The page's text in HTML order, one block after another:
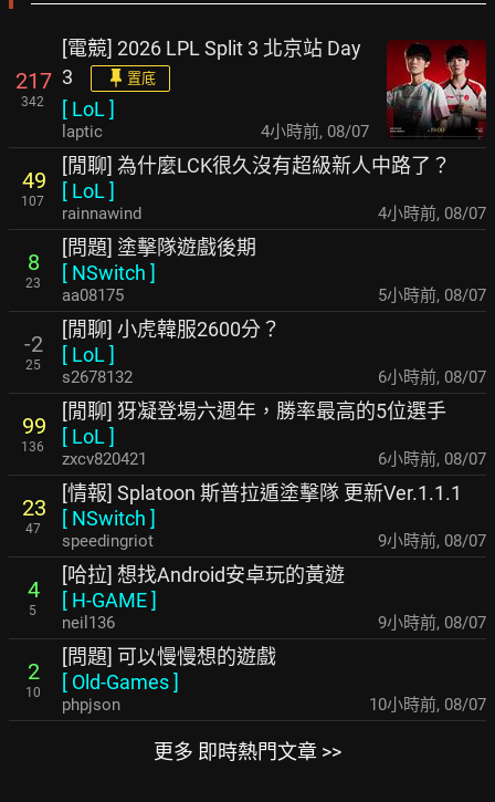
217
342
[電競] 2026 LPL Split 3 北京站 Day
3
置底
[ LoL]
laptic 4小時前, 08/07
49
107
[閒聊] 為什麼LCK很久沒有超級新人中路了？
[ LoL]
rainnawind 4小時前, 08/07
8
23
[問題] 塗擊隊遊戲後期
[ NSwitch ]
aa08175 5小時前, 08/07
-2
25
[閒聊] 小虎韓服2600分？
[ LoL]
s2678132 6小時前, 08/07
99
136
[閒聊] 犽凝登場六週年，勝率最高的5位選手
[ LoL]
zxcv820421 6小時前, 08/07
23
47
[情報] Splatoon 斯普拉遁塗擊隊 更新Ver.1.1.1
[ NSwitch ]
speedingriot 9小時前, 08/07
4
5
[哈拉] 想找Android安卓玩的黃遊
[ H-GAME]
neil136 9小時前, 08/07
2
10
[問題] 可以慢慢想的遊戲
[ Old-Games]
phpjson 10小時前, 08/07
更多 即時熱門文章 >>